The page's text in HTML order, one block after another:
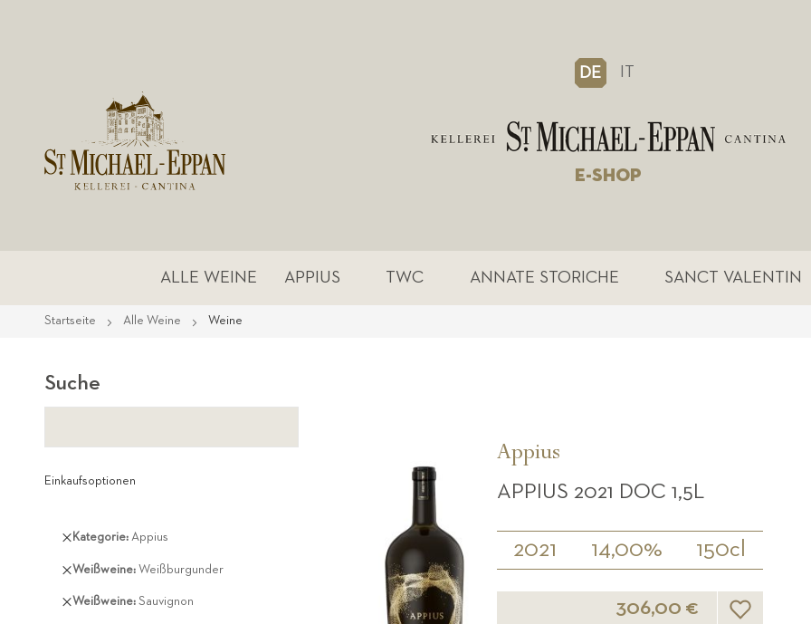
DE IT
E-SHOP
ALLE WEINE APPIUS TWC ANNATE STORICHE SANCT VALENTIN
Startseite Alle Weine Weine
Appius
APPIUS 2021 DOC 1,5L
2021 14,00% 150cl
306,00 € Wunschliste
Suche
Einkaufsoptionen
Kategorie Appius
Diesen
entfernen
Weißweine Weißburgunder
Diesen
entfernen
Weißweine Sauvignon
Diesen